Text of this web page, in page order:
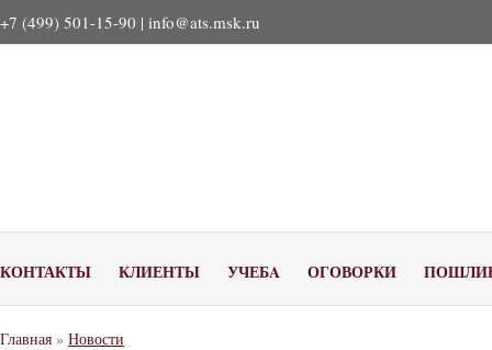
+7 (499) 501-15-90 | info@ats.msk.ru
КОНТАКТЫ КЛИЕНТЫ УЧЕБA ОГОВОРКИ
Главная » Новости